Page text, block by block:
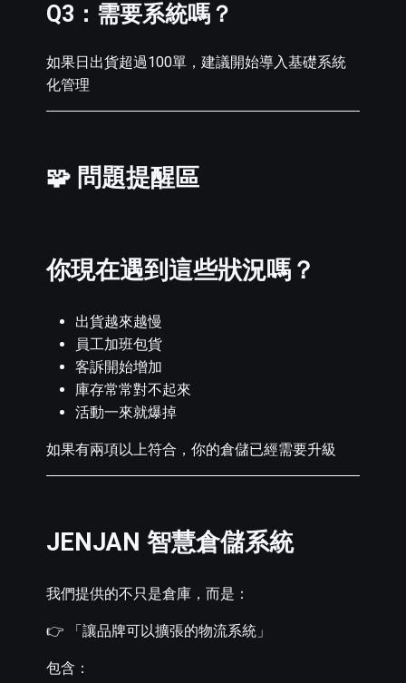
Q3：需要系統嗎？
如果日出貨超過100單，建議開始導入基礎系統
化管理
🧩 問題提醒區
你現在遇到這些狀況嗎？
出貨越來越慢
員工加班包貨
客訴開始增加
庫存常常對不起來
活動一來就爆掉
如果有兩項以上符合，你的倉儲已經需要升級
JENJAN 智慧倉儲系統
我們提供的不只是倉庫，而是：
👉 「讓品牌可以擴張的物流系統」
包含：